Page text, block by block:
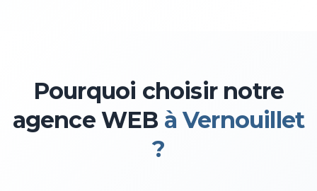
Pourquoi choisir notre
agence WEB à Vernouillet
?